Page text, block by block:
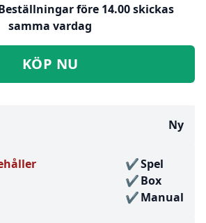
före 14.00 skickas
samma vardag
KÖP NU
Ny
Spel
Box
Manual